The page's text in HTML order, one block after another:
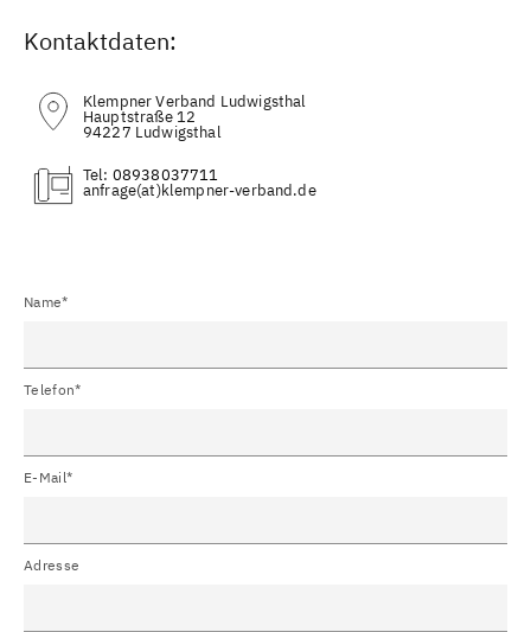
Kontaktdaten:
Klempner Verband Ludwigsthal
Hauptstraße 12
94227 Ludwigsthal
Tel: 08938037711
(at)
Name*
Telefon*
E-Mail*
Adresse